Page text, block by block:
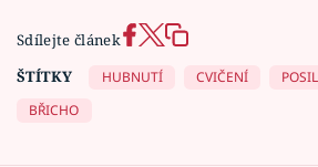
Sdílejte článek
ŠTÍTKY
HUBNUTÍ CVIČENÍ
BŘICHO